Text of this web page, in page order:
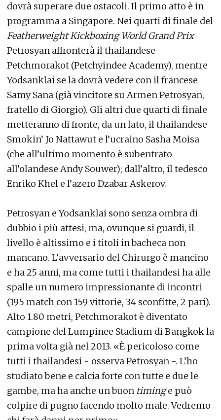
dovrà superare due ostacoli. Il primo atto è in
programma a Singapore. Nei quarti di finale del
Featherweight Kickboxing World Grand Prix
Petrosyan affronterà il thailandese
Petchmorakot (Petchyindee Academy), mentre
Yodsanklai se la dovrà vedere con il francese
Samy Sana (già vincitore su Armen Petrosyan,
fratello di Giorgio). Gli altri due quarti di finale
metteranno di fronte, da un lato, il thailandese
Smokin’ Jo Nattawut e l’ucraino Sasha Moisa
(che all’ultimo momento è subentrato
all’olandese Andy Souwer); dall’altro, il tedesco
Enriko Khel e l’azero Dzabar Askerov.
Petrosyan e Yodsanklai sono senza ombra di
dubbio i più attesi, ma, ovunque si guardi, il
livello è altissimo e i titoli in bacheca non
mancano. L’avversario del Chirurgo è mancino
e ha 25 anni, ma come tutti i thailandesi ha alle
spalle un numero impressionante di incontri
(195 match con 159 vittorie, 34 sconfitte, 2 pari).
Alto 1.80 metri, Petchmorakot è diventato
campione del Lumpinee Stadium di Bangkok la
prima volta già nel 2013. «È pericoloso come
tutti i thailandesi - osserva Petrosyan -. L’ho
studiato bene e calcia forte con tutte e due le
gambe, ma ha anche un buon timinge può
colpire di pugno facendo molto male. Vedremo